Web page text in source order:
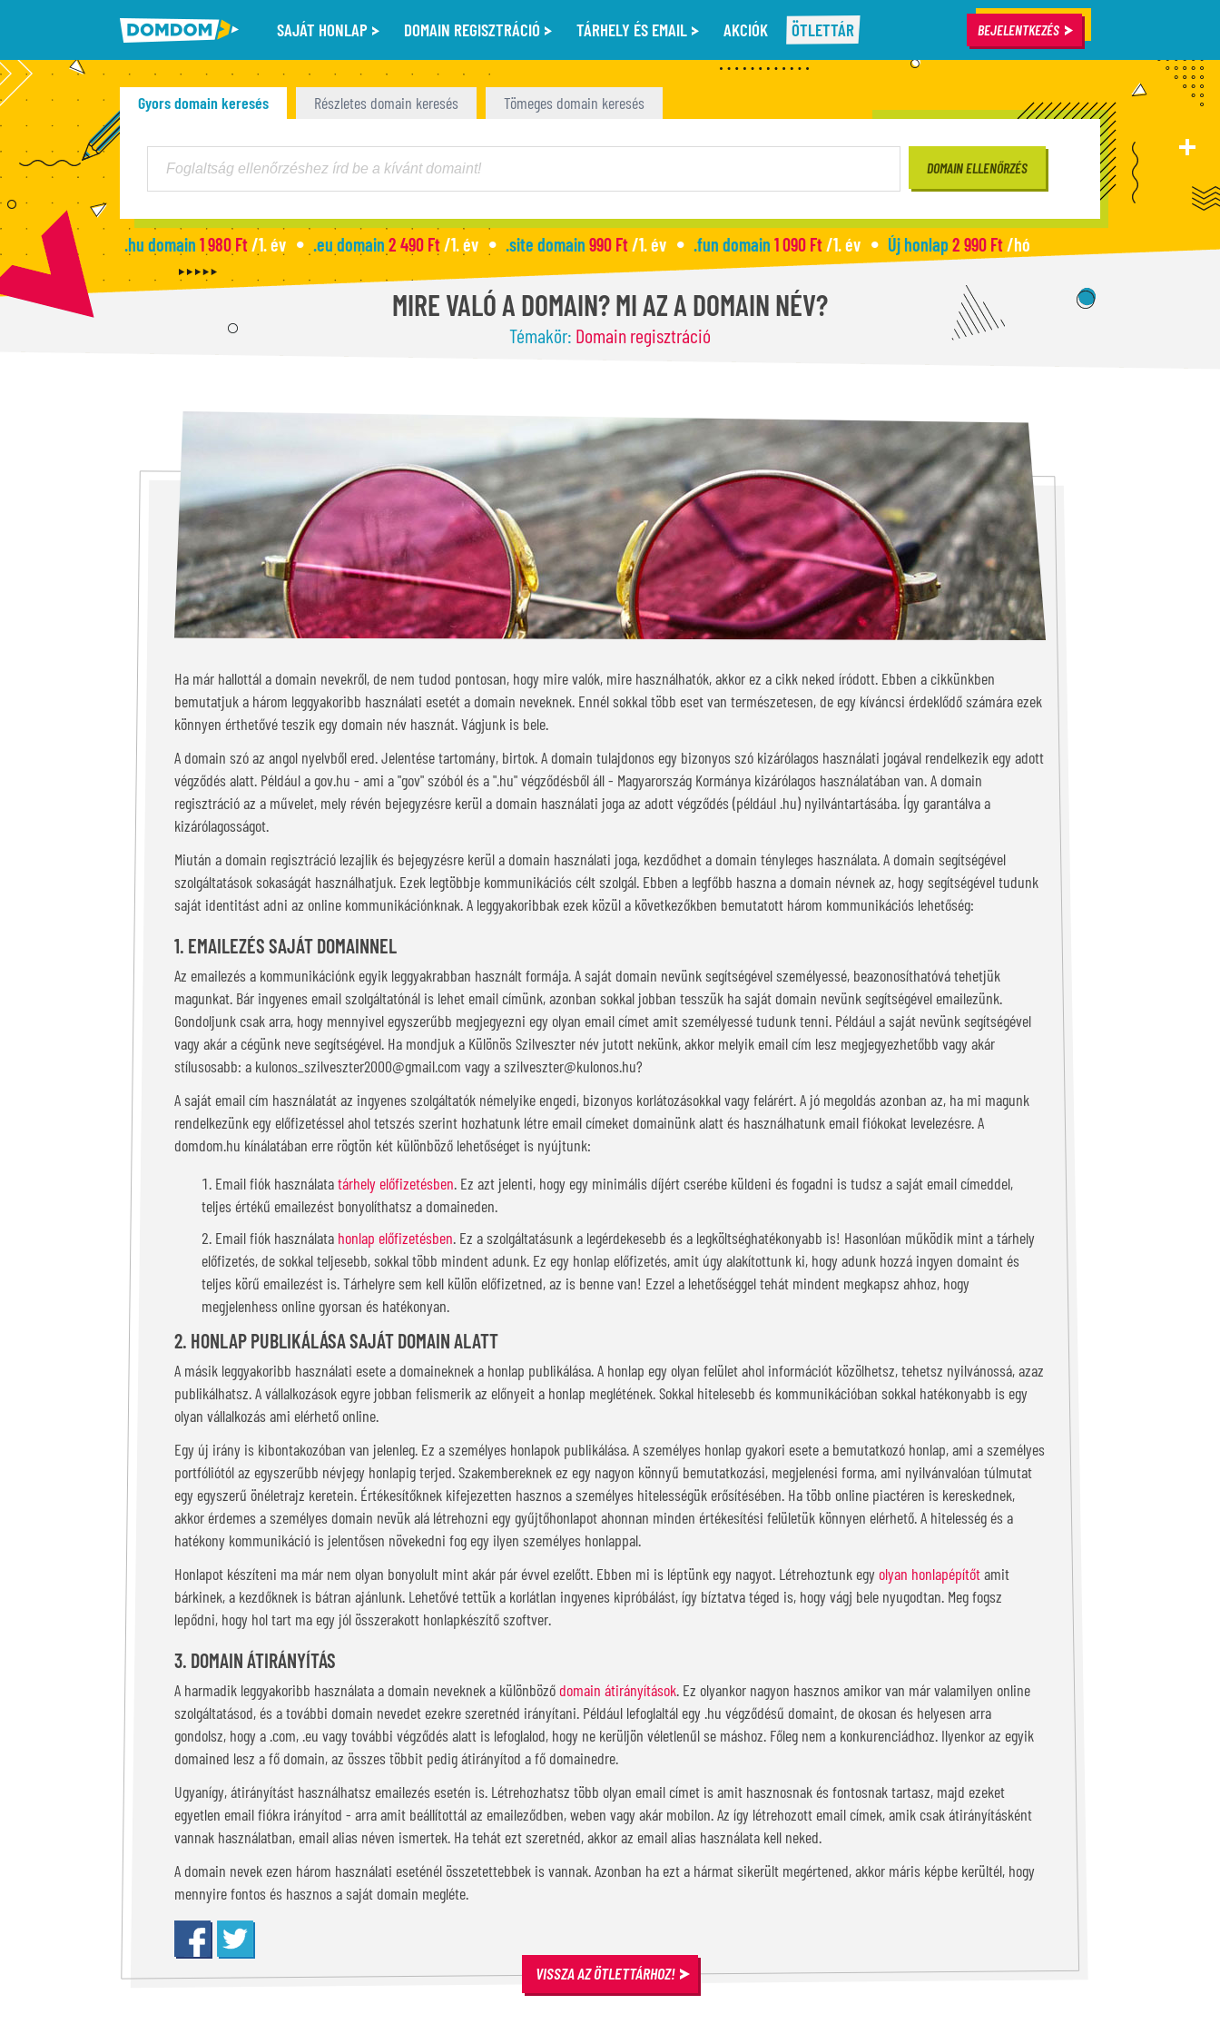
SAJÁT HONLAP DOMAIN REGISZTRÁCIÓ TÁRHELY ÉS EMAIL AKCIÓK ÖTLETTÁR BEJELENTKEZÉS
Gyors domain keresés Részletes domain keresés Tömeges domain keresés
.hu domain 1 980 Ft/1. év .eu domain 2 490 Ft/1. év .site domain 990 Ft/1. év .fun domain 1 090 Ft/1. év Új honlap 2 990 Ft/hó
MIRE VALÓ A DOMAIN? MI AZ A DOMAIN NÉV?
Témakör: Domain regisztráció
Ha már hallottál a domain nevekről, de nem tudod pontosan, hogy mire valók, mire használhatók, akkor ez a cikk neked íródott. Ebben a cikkünkben
bemutatjuk a három leggyakoribb használati esetét a domain neveknek. Ennél sokkal több eset van természetesen, de egy kíváncsi érdeklődő számára ezek
könnyen érthetővé teszik egy domain név hasznát. Vágjunk is bele.
A domain szó az angol nyelvből ered. Jelentése tartomány, birtok. A domain tulajdonos egy bizonyos szó kizárólagos használati jogával rendelkezik egy adott
végződés alatt. Például a gov.hu - ami a "gov" szóból és a ".hu" végződésből áll - Magyarország Kormánya kizárólagos használatában van. A domain
regisztráció az a művelet, mely révén bejegyzésre kerül a domain használati joga az adott végződés (például .hu) nyilvántartásába. Így garantálva a
kizárólagosságot.
Miután a domain regisztráció lezajlik és bejegyzésre kerül a domain használati joga, kezdődhet a domain tényleges használata. A domain segítségével
szolgáltatások sokaságát használhatjuk. Ezek legtöbbje kommunikációs célt szolgál. Ebben a legfőbb haszna a domain névnek az, hogy segítségével tudunk
saját identitást adni az online kommunikációnknak. A leggyakoribbak ezek közül a következőkben bemutatott három kommunikációs lehetőség:
1. EMAILEZÉS SAJÁT DOMAINNEL
Az emailezés a kommunikációnk egyik leggyakrabban használt formája. A saját domain nevünk segítségével személyessé, beazonosíthatóvá tehetjük
magunkat. Bár ingyenes email szolgáltatónál is lehet email címünk, azonban sokkal jobban tesszük ha saját domain nevünk segítségével emailezünk.
Gondoljunk csak arra, hogy mennyivel egyszerűbb megjegyezni egy olyan email címet amit személyessé tudunk tenni. Például a saját nevünk segítségével
vagy akár a cégünk neve segítségével. Ha mondjuk a Különös Szilveszter név jutott nekünk, akkor melyik email cím lesz megjegyezhetőbb vagy akár
stílusosabb: a kulonos_szilveszter2000@gmail.com vagy a szilveszter@kulonos.hu?
A saját email cím használatát az ingyenes szolgáltatók némelyike engedi, bizonyos korlátozásokkal vagy felárért. A jó megoldás azonban az, ha mi magunk
rendelkezünk egy előfizetéssel ahol tetszés szerint hozhatunk létre email címeket domainünk alatt és használhatunk email fiókokat levelezésre. A
domdom.hu kínálatában erre rögtön két különböző lehetőséget is nyújtunk:
Email fiók használatatárhely előfizetésben. Ez azt jelenti, hogy egy minimális díjért cserébe küldeni és fogadni is tudsz a saját email címeddel,
teljes értékű emailezést bonyolíthatsz a domaineden.
Email fiók használata honlap előfizetésben. Ez a szolgáltatásunk a legérdekesebb és a legköltséghatékonyabb is! Hasonlóan működik mint a tárhely
előfizetés, de sokkal teljesebb, sokkal több mindent adunk. Ez egy honlap előfizetés, amit úgy alakítottunk ki, hogy adunk hozzá ingyen domaint és
teljes körű emailezést is. Tárhelyre sem kell külön előfizetned, az is benne van! Ezzel a lehetőséggel tehát mindent megkapsz ahhoz, hogy
megjelenhess online gyorsan és hatékonyan.
2. HONLAP PUBLIKÁLÁSA SAJÁT DOMAIN ALATT
A másik leggyakoribb használati esete a domaineknek a honlap publikálása. A honlap egy olyan felület ahol információt közölhetsz, tehetsz nyilvánossá, azaz
publikálhatsz. A vállalkozások egyre jobban felismerik az előnyeit a honlap meglétének. Sokkal hitelesebb és kommunikációban sokkal hatékonyabb is egy
olyan vállalkozás ami elérhető online.
Egy új irány is kibontakozóban van jelenleg. Ez a személyes honlapok publikálása. A személyes honlap gyakori esete a bemutatkozó honlap, ami a személyes
portfóliótól az egyszerűbb névjegy honlapig terjed. Szakembereknek ez egy nagyon könnyű bemutatkozási, megjelenési forma, ami nyilvánvalóan túlmutat
egy egyszerű önéletrajz keretein. Értékesítőknek kifejezetten hasznos a személyes hitelességük erősítésében. Ha több online piactéren is kereskednek,
akkor érdemes a személyes domain nevük alá létrehozni egy gyűjtőhonlapot ahonnan minden értékesítési felületük könnyen elérhető. A hitelesség és a
hatékony kommunikáció is jelentősen növekedni fog egy ilyen személyes honlappal.
Honlapot készíteni ma már nem olyan bonyolult mint akár pár évvel ezelőtt. Ebben mi is léptünk egy nagyot. Létrehoztunk egy olyan honlapépítőtamit
bárkinek, a kezdőknek is bátran ajánlunk. Lehetővé tettük a korlátlan ingyenes kipróbálást, így bíztatva téged is, hogy vágj bele nyugodtan. Meg fogsz
lepődni, hogy hol tart ma egy jól összerakott honlapkészítő szoftver.
3. DOMAIN ÁTIRÁNYÍTÁS
A harmadik leggyakoribb használata a domain neveknek a különböző domain átirányítások. Ez olyankor nagyon hasznos amikor van már valamilyen online
szolgáltatásod, és a további domain nevedet ezekre szeretnéd irányítani. Például lefoglaltál egy .hu végződésű domaint, de okosan és helyesen arra
gondolsz, hogy a .com, .eu vagy további végződés alatt is lefoglalod, hogy ne kerüljön véletlenűl se máshoz. Főleg nem a konkurenciádhoz. Ilyenkor az egyik
domained lesz a fő domain, az összes többit pedig átirányítod a fő domainedre.
Ugyanígy, átirányítást használhatsz emailezés esetén is. Létrehozhatsz több olyan email címet is amit hasznosnak és fontosnak tartasz, majd ezeket
egyetlen email fiókra irányítod - arra amit beállítottál az emaileződben, weben vagy akár mobilon. Az így létrehozott email címek, amik csak átirányításként
vannak használatban, email alias néven ismertek. Ha tehát ezt szeretnéd, akkor az email alias használata kell neked.
A domain nevek ezen három használati eseténél összetettebbek is vannak. Azonban ha ezt a hármat sikerült megértened, akkor máris képbe kerültél, hogy
mennyire fontos és hasznos a saját domain megléte.
VISSZA AZ ÖTLETTÁRHOZ!